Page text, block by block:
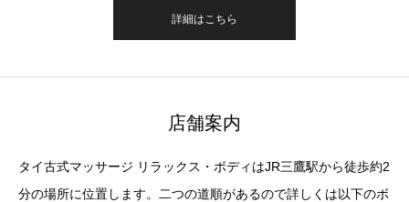
詳細はこちら
店舗案内
タイ古式マッサージ リラックス・ボディはJR三鷹駅から徒歩約2
分の場所に位置します。二つの道順があるので詳しくは以下のボ